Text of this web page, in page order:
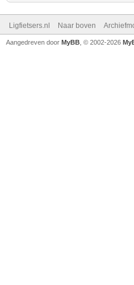
Ligfietsers.nl Naar boven
Aangedreven door MyBB , © 2002-2026